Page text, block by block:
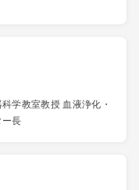
学教室教授 血液浄化・
ー長